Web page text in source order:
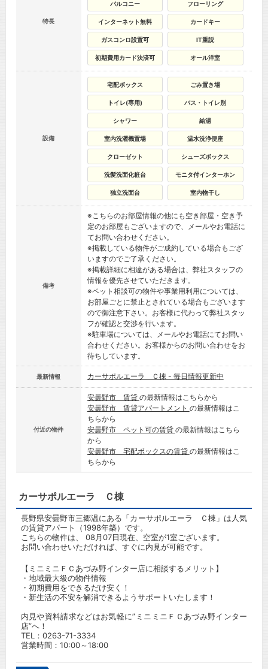
特長
バルコニー フローリング
インターネット無料 カードキー
ガスコンロ設置可 IT重説
初期費用カード決済可 オール洋室
設備
宅配ボックス ごみ置き場
トイレ(専用) バス・トイレ別
シャワー 給湯
室内洗濯機置場 温水洗浄便座
クローゼット シューズボックス
洗髪洗面化粧台 モニタ付インターホン
独立洗面台 室内物干し
備考
※こちらのお部屋情報の他にも空き部屋・空き予
定のお部屋もございますので、メールやお電話に
てお問い合わせください。
※掲載している物件がご成約している場合もござ
いますのでご了承ください。
※掲載詳細に相違がある場合は、弊社スタッフの
情報を優先させていただきます。
※ペット相談可の物件や事業用利用については、
お部屋ごとに禁止とされている場合もございます
ので御注意下さい。お客様に代わって弊社スタッ
フが確認と交渉を行います。
※駐車場については、メールやお電話にてお問い
合わせください。お客様からのお問い合わせをお
待ちしています。
最新情報 カーサポルエーラ Ｃ棟 - 毎日情報更新中
付近の物件
安曇野市 賃貸 の最新情報はこちらから
安曇野市 賃貸アパートメント の最新情報はこ
ちらから
安曇野市 ペット可の賃貸 の最新情報はこちら
から
安曇野市 宅配ボックスの賃貸 の最新情報はこ
ちらから
カーサポルエーラ Ｃ棟
長野県安曇野市三郷温にある「カーサポルエーラ Ｃ棟」は人気
の賃貸アパート（1998年築）です。
こちらの物件は、 08月07日現在、空室が1室ございます。
お問い合わせいただければ、すぐに内見が可能です。
【ミニミニＦＣあづみ野インター店に相談するメリット】
・地域最大級の物件情報
・初期費用をできるだけ安く！
・新生活の不安を解消できるようサポートいたします！
内見や資料請求などはお気軽に”ミニミニＦＣあづみ野インター
店”へ！
TEL： 0263-71-3334
営業時間：10:00～18:00